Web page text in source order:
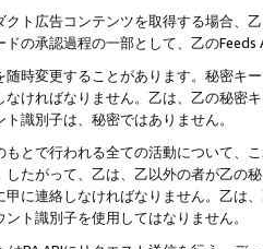
ト広告コンテンツを取得する場合、
の承認過程の一部として、乙の
時変更することがあります。秘密キ
ければなりません。乙は、乙の秘密
識別子は、秘密ではありません。
とで行われる全ての活動について、
たがって、乙は、乙以外の者が乙の
甲に連絡しなければなりません。乙は
ト識別子を使用してはなりません。